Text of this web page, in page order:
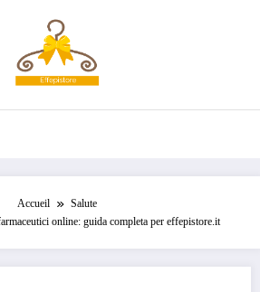
Accueil
Salute
online: guida completa per effepistore.it